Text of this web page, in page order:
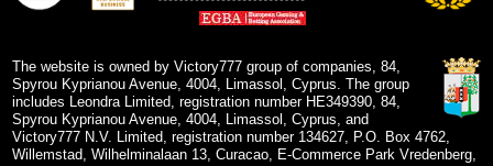
The Mummy
The website is owned by Victory777 group of companies, 84,
Spyrou Kyprianou Avenue, 4004, Limassol, Cyprus. The group
includes Leondra Limited, registration number HE349390, 84,
Spyrou Kyprianou Avenue, 4004, Limassol, Cyprus, and
Victory777 N.V. Limited, registration number 134627, P.O. Box 4762,
Willemstad, Wilhelminalaan 13, Curacao, E-Commerce Park Vredenberg,